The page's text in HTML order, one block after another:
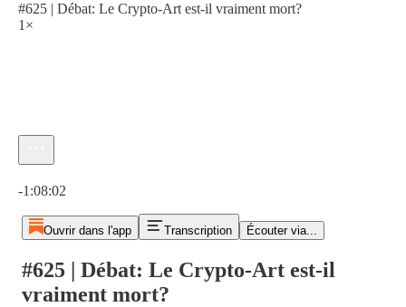
#625 | Débat: Le Crypto-Art est-il vraiment mort?
1×
-1:08:02
Ouvrir dans l'app Transcription Écouter via...
#625 | Débat: Le Crypto-Art est-il
vraiment mort?